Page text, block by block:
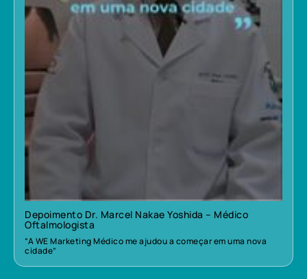
Depoimento Dr. Marcel Nakae Yoshida – Médico
Oftalmologista
“A WE Marketing Médico me ajudou a começar em uma nova
cidade”